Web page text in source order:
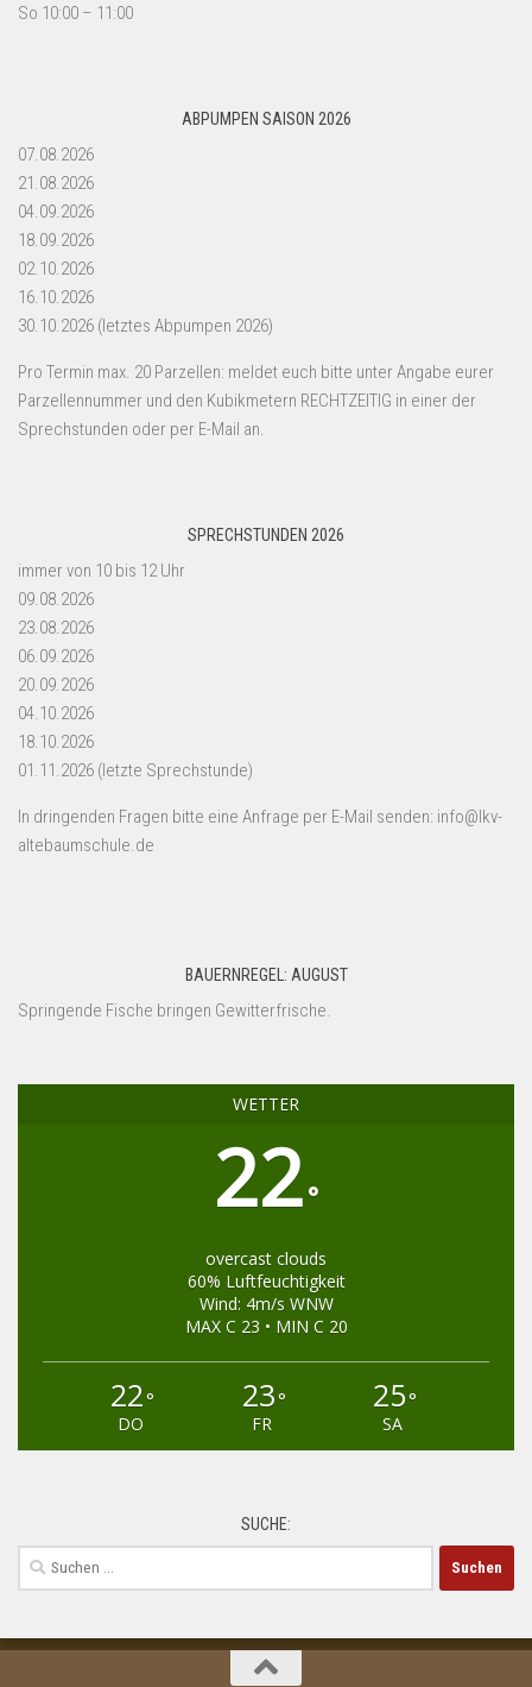
So 10:00 – 11:00
ABPUMPEN SAISON 2026
07.08.2026
21.08.2026
04.09.2026
18.09.2026
02.10.2026
16.10.2026
30.10.2026 (letztes Abpumpen 2026)
Pro Termin max. 20 Parzellen: meldet euch bitte unter Angabe eurer
Parzellennummer und den Kubikmetern RECHTZEITIG in einer der
Sprechstunden oder per E-Mail an.
SPRECHSTUNDEN 2026
immer von 10 bis 12 Uhr
09.08.2026
23.08.2026
06.09.2026
20.09.2026
04.10.2026
18.10.2026
01.11.2026 (letzte Sprechstunde)
In dringenden Fragen bitte eine Anfrage per E-Mail senden: info@lkv-
altebaumschule.de
BAUERNREGEL: AUGUST
Springende Fische bringen Gewitterfrische.
WETTER
22°
overcast clouds
60% Luftfeuchtigkeit
Wind: 4m/s WNW
MAX C 23 • MIN C 20
22°
DO
23°
FR
25°
SA
SUCHE:
Suchen
nach: